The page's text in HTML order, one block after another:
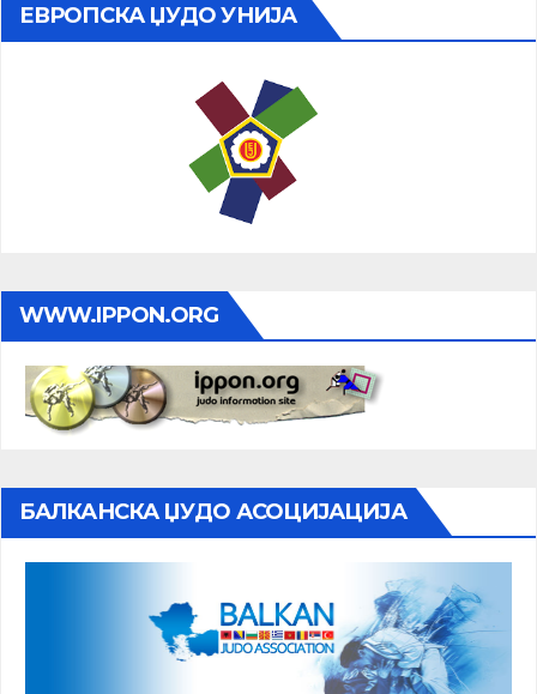
ЕВРОПСКА ЏУДО УНИЈА
WWW.IPPON.ORG
БАЛКАНСКА ЏУДО АСОЦИЈАЦИЈА